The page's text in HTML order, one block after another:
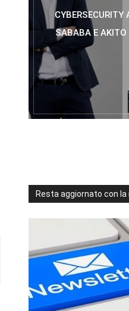
CYBERSECURITY
SABABA E
Resta aggiornato con